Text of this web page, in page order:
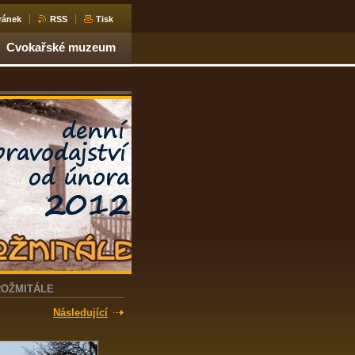
RSS Tisk
Cvokařské muzeum
Následující